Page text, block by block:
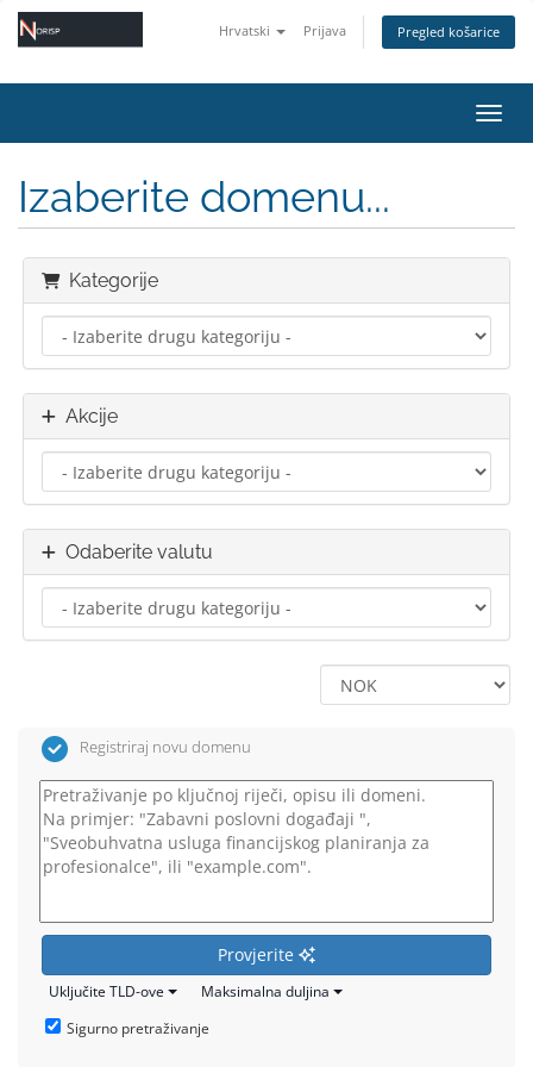
Hrvatski Prijava Pregled košarice
Izaberite domenu...
Kategorije
Akcije
Odaberite valutu
Registriraj novu domenu
Provjerite
Uključite TLD-ove
Maksimalna duljina
Sigurno pretraživanje